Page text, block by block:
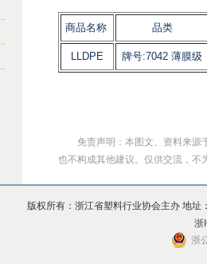
商品名称 品类
LLDPE 牌号:7042 薄膜级
免责声明：本图文、资料来源
也不构成其他建议。仅供交流，
版权所有：浙江省塑料行业协会主办 地
浙
浙